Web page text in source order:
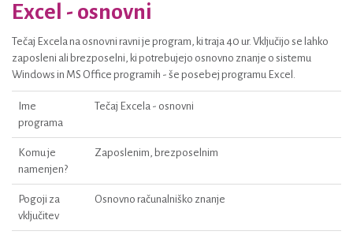
Excel - osnovni
Tečaj Excela na osnovni ravni je program, ki traja 40 ur. Vključijo se lahko
zaposleni ali brezposelni, ki potrebujejo osnovno znanje o sistemu
Windows in MS Office programih - še posebej programu Excel.
Ime
programa
Tečaj Excela - osnovni
Komu je
namenjen?
Zaposlenim, brezposelnim
Pogoji za
vključitev
Osnovno računalniško znanje